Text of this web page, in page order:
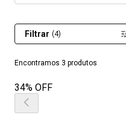
Encontramos 3 produtos
Filtrar (4)
34% OFF